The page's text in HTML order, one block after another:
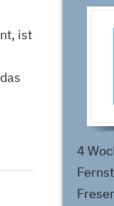
ist
4